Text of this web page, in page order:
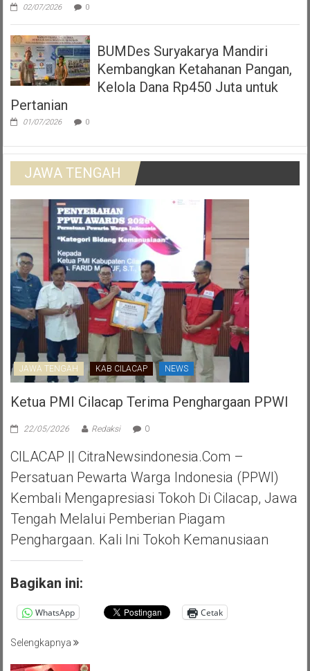
02/07/2026 0
BUMDes Suryakarya Mandiri
Kembangkan Ketahanan Pangan,
Kelola Dana Rp450 Juta untuk
Pertanian
01/07/2026 0
JAWA TENGAH
JAWA TENGAH KAB CILACAP NEWS
Ketua PMI Cilacap Terima Penghargaan PPWI
22/05/2026 Redaksi 0
CILACAP || CitraNewsindonesia.com –
Persatuan Pewarta Warga Indonesia (PPWI)
Kembali Mengapresiasi Tokoh Di Cilacap, Jawa
Tengah Melalui Pemberian Piagam
Penghargaan. Kali Ini Tokoh Kemanusiaan
Bagikan ini:
WhatsApp Cetak
Selengkapnya